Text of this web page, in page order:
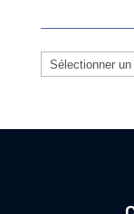
Archives